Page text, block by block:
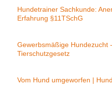
Hundetrainer Sachkunde:
Erfahrung §11TSchG
Gewerbsmäßige Hundezucht
Tierschutzgesetz
Vom Hund umgeworfen |